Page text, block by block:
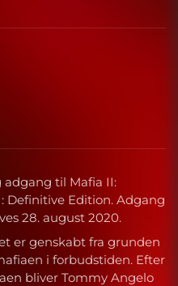
til Mafia II:
Definitive Edition. Adgang
28. august 2020.
er genskabt fra grunden
i forbudstiden. Efter
bliver Tommy Angelo